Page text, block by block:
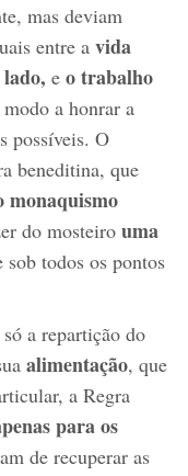
mas deviam
entre a vida
e o trabalho
a honrar a
possíveis. O
beneditina, que
monaquismo
do mosteiro uma
todos os pontos
a repartição do
alimentação, que
a Regra
para os
de recuperar as